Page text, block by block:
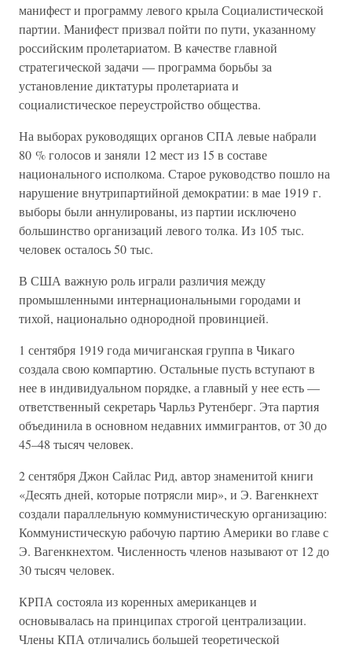
манифест и программу левого крыла Социалистической
партии. Манифест призвал пойти по пути, указанному
российским пролетариатом. В качестве главной
стратегической задачи — программа борьбы за
установление диктатуры пролетариата и
социалистическое переустройство общества.
На выборах руководящих органов СПА левые набрали
80 % голосов и заняли 12 мест из 15 в составе
национального исполкома. Старое руководство пошло на
нарушение внутрипартийной демократии: в мае 1919 г.
выборы были аннулированы, из партии исключено
большинство организаций левого толка. Из 105 тыс.
человек осталось 50 тыс.
В США важную роль играли различия между
промышленными интернациональными городами и
тихой, национально однородной провинцией.
1 сентября 1919 года мичиганская группа в Чикаго
создала свою компартию. Остальные пусть вступают в
нее в индивидуальном порядке, а главный у нее есть —
ответственный секретарь Чарльз Рутенберг. Эта партия
объединила в основном недавних иммигрантов, от 30 до
45–48 тысяч человек.
2 сентября Джон Сайлас Рид, автор знаменитой книги
«Десять дней, которые потрясли мир», и Э. Вагенкнехт
создали параллельную коммунистическую организацию:
Коммунистическую рабочую партию Америки во главе с
Э. Вагенкнехтом. Численность членов называют от 12 до
30 тысяч человек.
КРПА состояла из коренных американцев и
основывалась на принципах строгой централизации.
Члены КПА отличались большей теоретической